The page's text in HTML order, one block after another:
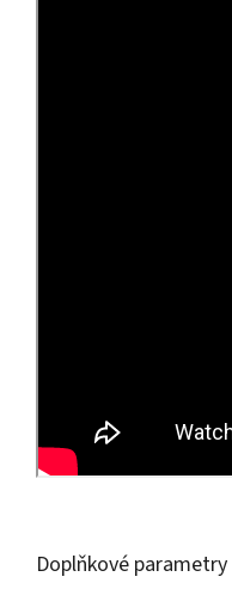
Doplňkové parametry